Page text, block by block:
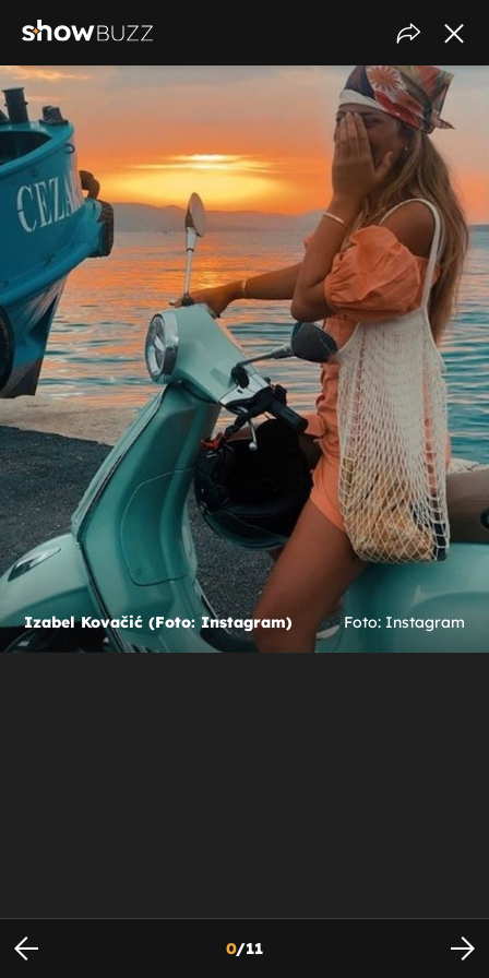
Izabel Kovačić (Foto: Instagram) Foto: Instagram
0/11